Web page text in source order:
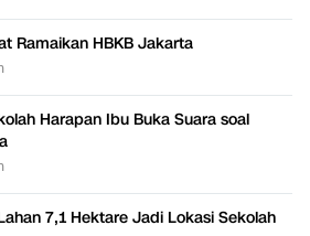
Ramaikan HBKB Jakarta
Harapan Ibu Buka Suara soal
7,1 Hektare Jadi Lokasi Sekolah